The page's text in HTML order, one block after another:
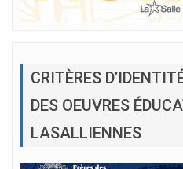
CRITÈRES
DES OEUVRES
LASALLIENNES